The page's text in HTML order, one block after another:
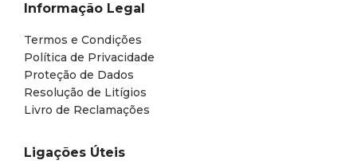
Informação Legal
Termos e Condições
Política de Privacidade
Proteção de Dados
Resolução de Litígios
Livro de Reclamações
Ligações Úteis